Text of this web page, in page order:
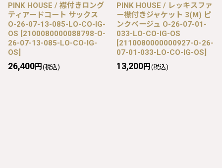
PINK HOUSE / 襟付きロング
ティアードコート サックス
O-26-07-13-085-LO-CO-IG-
OS [2100080000088798-O-
26-07-13-085-LO-CO-IG-
OS]
26,400円 (税込)
PINK HOUSE / レッキスファ
ー襟付きジャケット 3(M) ピ
ンクベージュ O-26-07-01-
033-LO-CO-IG-OS
[2110080000000927-O-26-
07-01-033-LO-CO-IG-OS]
13,200円 (税込)